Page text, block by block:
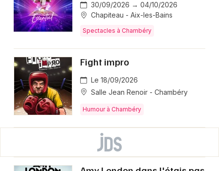
30/09/2026 → 04/10/2026
Chapiteau - Aix-les-Bains
Spectacles à Chambéry
Fight impro
Le 18/09/2026
Salle Jean Renoir - Chambéry
Humour à Chambéry